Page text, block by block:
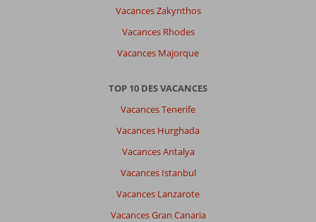
Vacances Zakynthos
Vacances Rhodes
Vacances Majorque
TOP 10 DES VACANCES
Vacances Tenerife
Vacances Hurghada
Vacances Antalya
Vacances Istanbul
Vacances Lanzarote
Vacances Gran Canaria